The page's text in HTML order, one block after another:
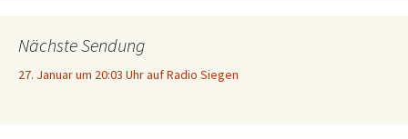
Nächste Sendung
27. Januar um 20:03 Uhr auf Radio Siegen